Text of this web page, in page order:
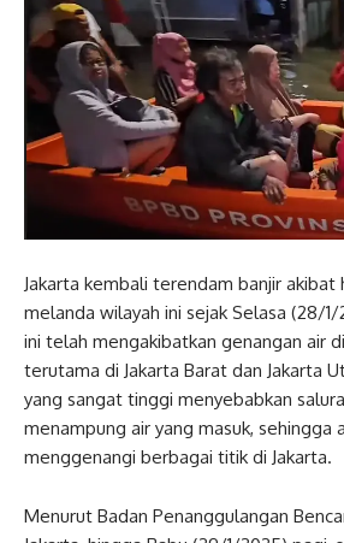
Jakarta kembali terendam banjir akibat
melanda wilayah ini sejak Selasa (28/
ini telah mengakibatkan genangan air
terutama di Jakarta Barat dan Jakarta
yang sangat tinggi menyebabkan
menampung air yang masuk, sehingga
menggenangi berbagai titik di Jakarta.
Menurut Badan Penanggulangan